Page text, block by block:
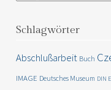
Schlagwörter
Abschlußarbeit Buch
IMAGE Deutsches Museum DIN